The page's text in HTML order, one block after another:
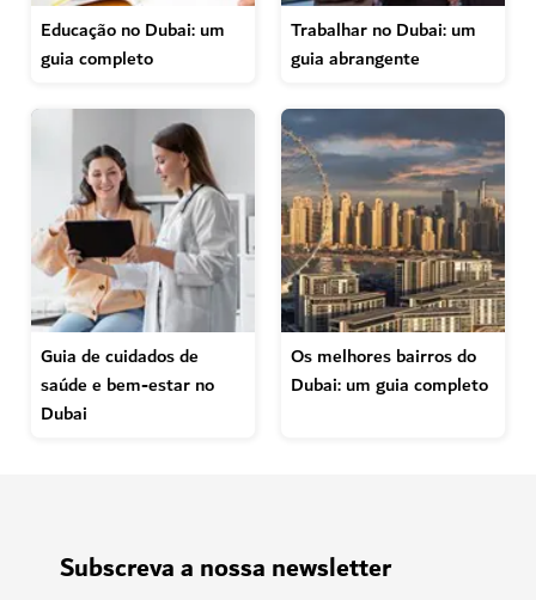
Educação no Dubai: um
guia completo
Trabalhar no Dubai: um
guia abrangente
Guia de cuidados de
saúde e bem-estar no
Dubai
Os melhores bairros do
Dubai: um guia completo
Subscreva a nossa newsletter